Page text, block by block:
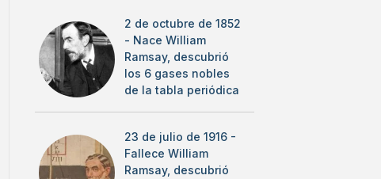
2 de octubre de 1852
- Nace William
Ramsay, descubrió
los 6 gases nobles
de la tabla periódica
23 de julio de 1916 -
Fallece William
Ramsay, descubrió